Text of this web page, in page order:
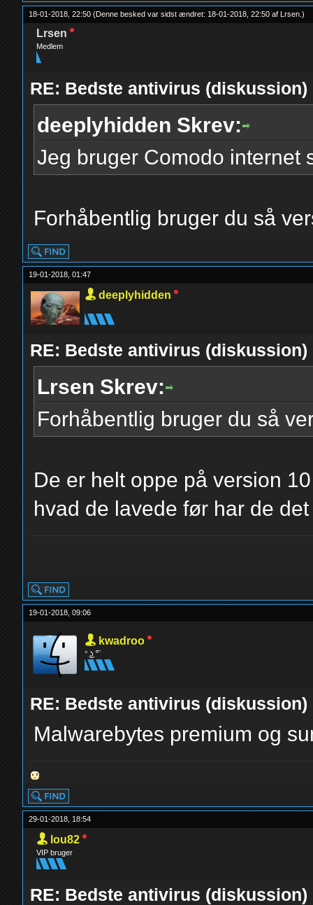
18-01-2018, 22:50(Denne besked var sidst ændret: 18-01-2018, 22:50 af Lrsen .)
Lrsen
Medlem
RE: Bedste antivirus (diskussion)
deeplyhidden Skrev:
Jeg bruger Comodo internet
Forhåbentlig bruger du så
19-01-2018, 01:47
deeplyhidden
RE: Bedste antivirus (diskussion)
Lrsen Skrev:
Forhåbentlig bruger du så
De er helt oppe på version
hvad de lavede før har de
19-01-2018, 09:06
kwadroo
° ͜ʖ ͡°
RE: Bedste antivirus (diskussion)
Malwarebytes premium og
29-01-2018, 18:54
lou82
VIP bruger
RE: Bedste antivirus (diskussion)